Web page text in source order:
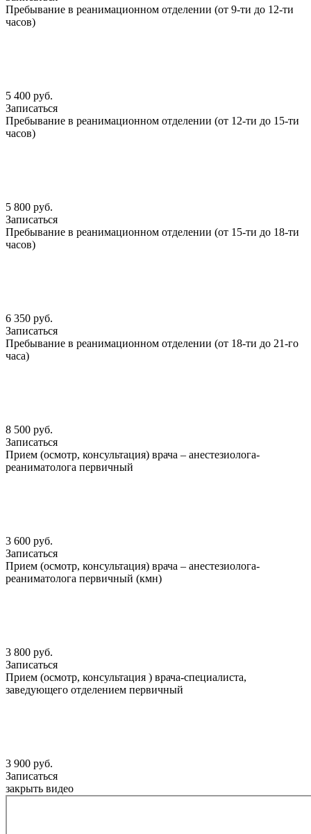
Пребывание в реанимационном отделении (от 9-ти до 12-ти
часов)
5 400 руб.
Записаться
Пребывание в реанимационном отделении (от 12-ти до 15-ти
часов)
5 800 руб.
Записаться
Пребывание в реанимационном отделении (от 15-ти до 18-ти
часов)
6 350 руб.
Записаться
Пребывание в реанимационном отделении (от 18-ти до 21-го
часа)
8 500 руб.
Записаться
Прием (осмотр, консультация) врача – анестезиолога-
реаниматолога первичный
3 600 руб.
Записаться
Прием (осмотр, консультация) врача – анестезиолога-
реаниматолога первичный (кмн)
3 800 руб.
Записаться
Прием (осмотр, консультация ) врача-специалиста,
заведующего отделением первичный
3 900 руб.
Записаться
закрыть видео